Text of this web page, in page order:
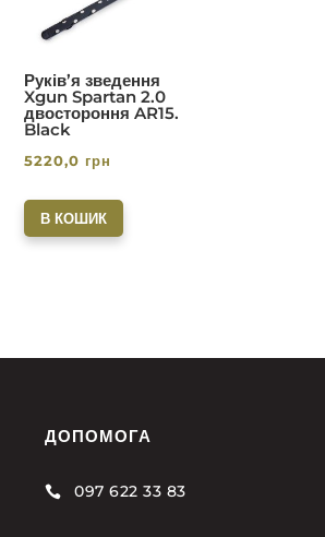
Руків’я зведення
Xgun Spartan 2.0
двостороння AR15.
Black
5220,0 грн
В КОШИК
ДОПОМОГА
 097 622 33 83